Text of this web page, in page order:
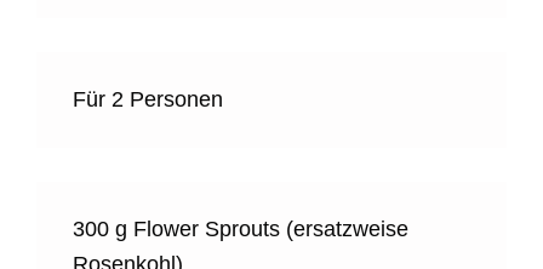
Für 2 Personen
300 g Flower Sprouts (ersatzweise
Rosenkohl)